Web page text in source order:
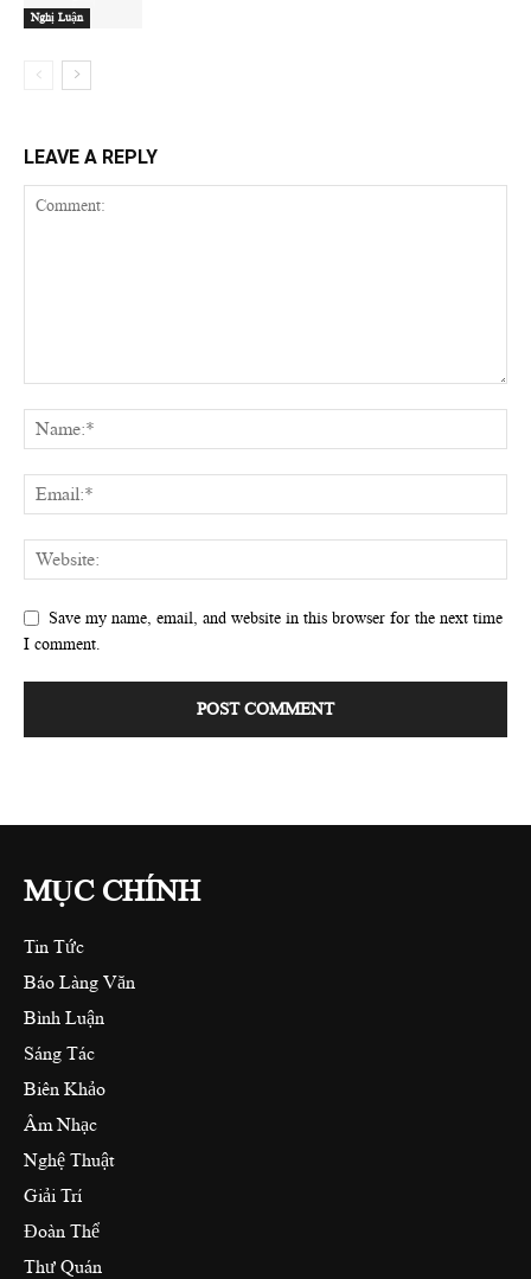
Nghị Luận
LEAVE A REPLY
Save my name, email, and website in this browser for the next time
I comment.
MỤC CHÍNH
Tin Tức
Báo Làng Văn
Bình Luận
Sáng Tác
Biên Khảo
Âm Nhạc
Nghệ Thuật
Giải Trí
Đoàn Thể
Thư Quán